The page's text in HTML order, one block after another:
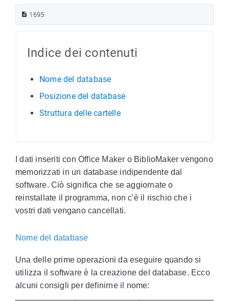
1695
Indice dei contenuti
Nome del database
Posizione del database
Struttura delle cartelle
I dati inseriti con Office Maker o BiblioMaker vengono
memorizzati in un database indipendente dal
software. Ciò significa che se aggiornate o
reinstallate il programma, non c'è il rischio che i
vostri dati vengano cancellati.
Nome del database
Una delle prime operazioni da eseguire quando si
utilizza il software è la creazione del database. Ecco
alcuni consigli per definirne il nome: